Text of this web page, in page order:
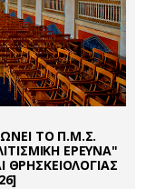
ΤΟ Π.Μ.Σ.
ΕΡΕΥΝΑ"
ΘΡΗΣΚΕΙΟΛΟΓΙΑΣ